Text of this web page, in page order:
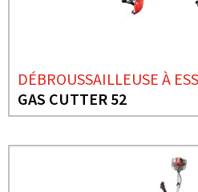
DÉBROUSSAILLEUSE À
GAS CUTTER 52